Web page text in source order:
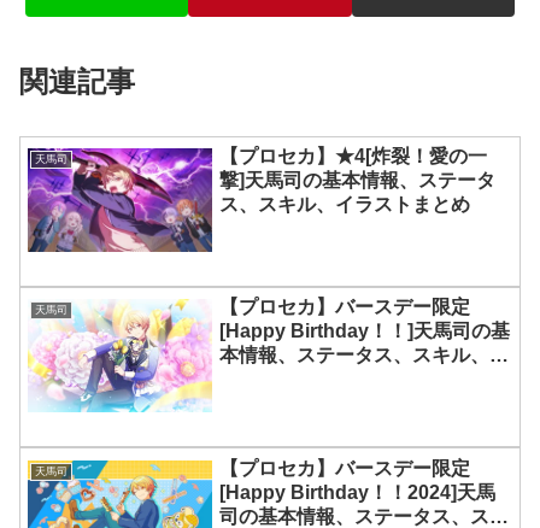
関連記事
天馬司
【プロセカ】★4[炸裂！愛の一
撃]天馬司の基本情報、ステータ
ス、スキル、イラストまとめ
天馬司
【プロセカ】バースデー限定
[Happy Birthday！！]天馬司の基
本情報、ステータス、スキル、イ
天馬司
【プロセカ】バースデー限定
[Happy Birthday！！2024]天馬
司の基本情報、ステータス、スキ